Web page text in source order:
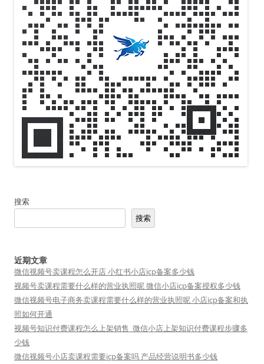
搜索
搜索
近期文章
微信视频号卖课程怎么开店 小红书小店icp备案多少钱
视频号卖课程需要什么样的营业执照呢 微信小店icp备案授权多少钱
微信视频号电子商务卖课程需要什么样的营业执照呢 小店icp备案和执
照如何开通
视频号知识付费课程怎么上架销售_微信小店上架知识付费课程步骤多
少钱
微信视频号小店卖课程需要icp备案吗 产品经营说明书多少钱